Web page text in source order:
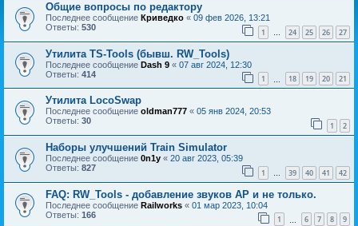
Общие вопросы по редактору
Последнее сообщение Криведко « 09 фев 2026, 13:21
Ответы: 530 1 … 24 25 26 27
Утилита TS-Tools (бывш. RW_Tools)
Последнее сообщение Dash 9 « 07 авг 2024, 12:30
Ответы: 414 1 18 19 20 21
Утилита LocoSwap
Последнее сообщение oldman777 « 05 янв 2024, 20:53
Ответы: 30 1 2
Наборы улучшений Train Simulator
Последнее сообщение 0n1y « 20 авг 2023, 05:39
Ответы: 827 1 … 39 40 41 42
FAQ: RW_Tools - добавление звуков AP и не только.
Последнее сообщение Railworks « 01 мар 2023, 10:04
Ответы: 166 1 6 7 8 9